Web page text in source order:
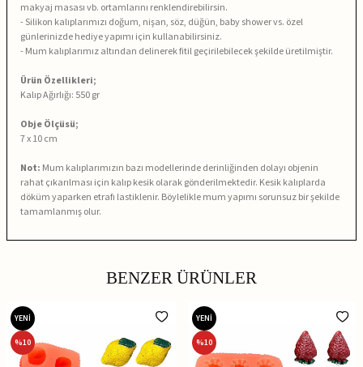
makyaj masası vb. ortamlarını renklendirebilirsin.
- Silikon kalıplarımızı doğum, nişan, söz, düğün, baby shower vs. özel
günlerinizde hediye yapımı için kullanabilirsiniz.
- Mum kalıplarımız altından delinerek fitil geçirilebilecek şekilde üretilmiştir.
Ürün Özellikleri;
Kalıp Ağırlığı: 550 gr
Obje Ölçüsü;
7 x 10 cm
Not: Mum kalıplarımızın bazı modellerinde derinliğinden dolayı objenin
rahat çıkarılması için kalıp kesik olarak gönderilmektedir. Kesik kalıplarda
döküm yaparken etrafı lastiklenir. Böylelikle mum yapımı sorunsuz bir şekilde
tamamlanmış olur.
BENZER ÜRÜNLER
YENİ
%10
YENİ
%10